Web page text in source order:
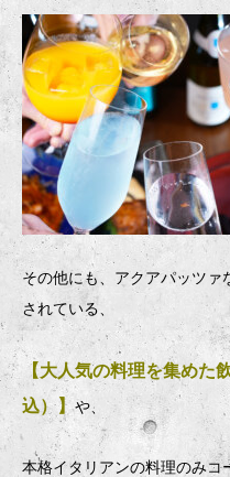
その他にも、アクアパッツ
されている、
【大人気の料理を集めた
込）】や、
本格イタリアンの料理のみコ